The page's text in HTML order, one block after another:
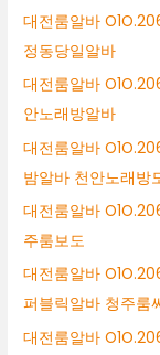
대전룸알바
정동당일알바
대전룸알바
안노래방알바
대전룸알바
밤알바 천안노래방
대전룸알바
주룸보도
대전룸알바
퍼블릭알바 청주룸
대전룸알바